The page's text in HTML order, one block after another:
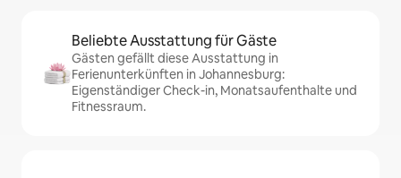
Beliebte Ausstattung für Gäste
Gästen gefällt diese Ausstattung in
Ferienunterkünften in Johannesburg:
Eigenständiger Check-in, Monatsaufenthalte und
Fitnessraum.